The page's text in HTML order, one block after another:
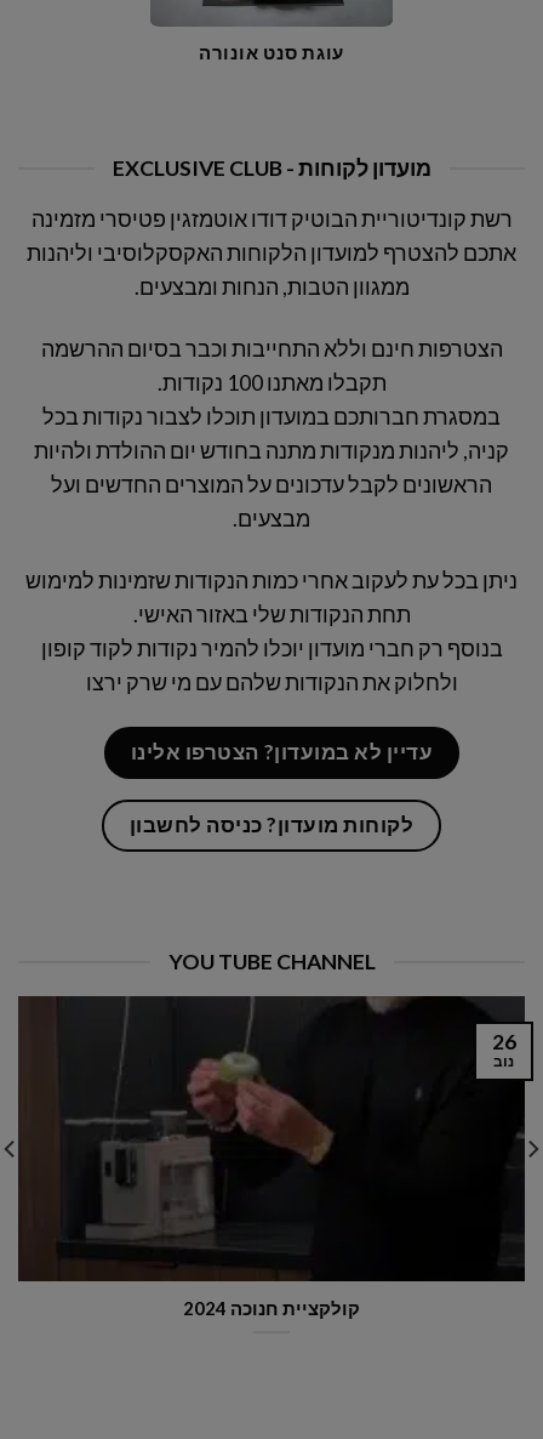
עוגת סנט אונורה
מועדון לקוחות - EXCLUSIVE CLUB
רשת קונדיטוריית הבוטיק דודו אוטמזגין פטיסרי מזמינה
אתכם להצטרף למועדון הלקוחות האקסקלוסיבי וליהנות
ממגוון הטבות, הנחות ומבצעים.
הצטרפות חינם וללא התחייבות וכבר בסיום ההרשמה
תקבלו מאתנו 100 נקודות.
במסגרת חברותכם במועדון תוכלו לצבור נקודות בכל
קניה, ליהנות מנקודות מתנה בחודש יום ההולדת ולהיות
הראשונים לקבל עדכונים על המוצרים החדשים ועל
מבצעים.
ניתן בכל עת לעקוב אחרי כמות הנקודות שזמינות למימוש
תחת הנקודות שלי באזור האישי.
בנוסף רק חברי מועדון יוכלו להמיר נקודות לקוד קופון
ולחלוק את הנקודות שלהם עם מי שרק ירצו
עדיין לא במועדון? הצטרפו אלינו
לקוחות מועדון? כניסה לחשבון
YOU TUBE CHANNEL
Chocolat Croissant – Pain au Chocolat
15
ינו